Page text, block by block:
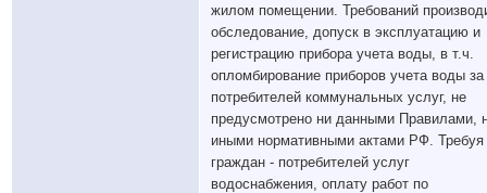
жилом помещении. Требований
обследование, допуск в эксплуатацию и
регистрацию прибора учета воды, в т.ч.
опломбирование приборов учета воды за
потребителей коммунальных услуг, не
предусмотрено ни данными Правилами,
иными нормативными актами РФ. Требуя
граждан - потребителей услуг
водоснабжения, оплату работ по